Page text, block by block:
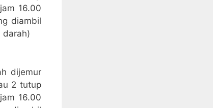
16.00
diambil
darah)
dijemur
2 tutup
16.00